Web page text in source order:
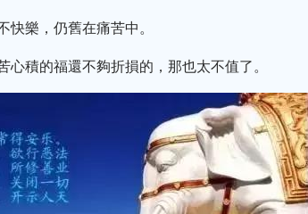
快樂，仍舊在痛苦中。
積的福還不夠折損的，那也太不值了。